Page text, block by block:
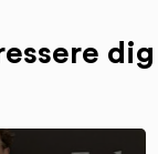
dig